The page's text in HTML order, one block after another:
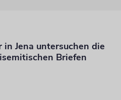
Jena untersuchen die
Briefen